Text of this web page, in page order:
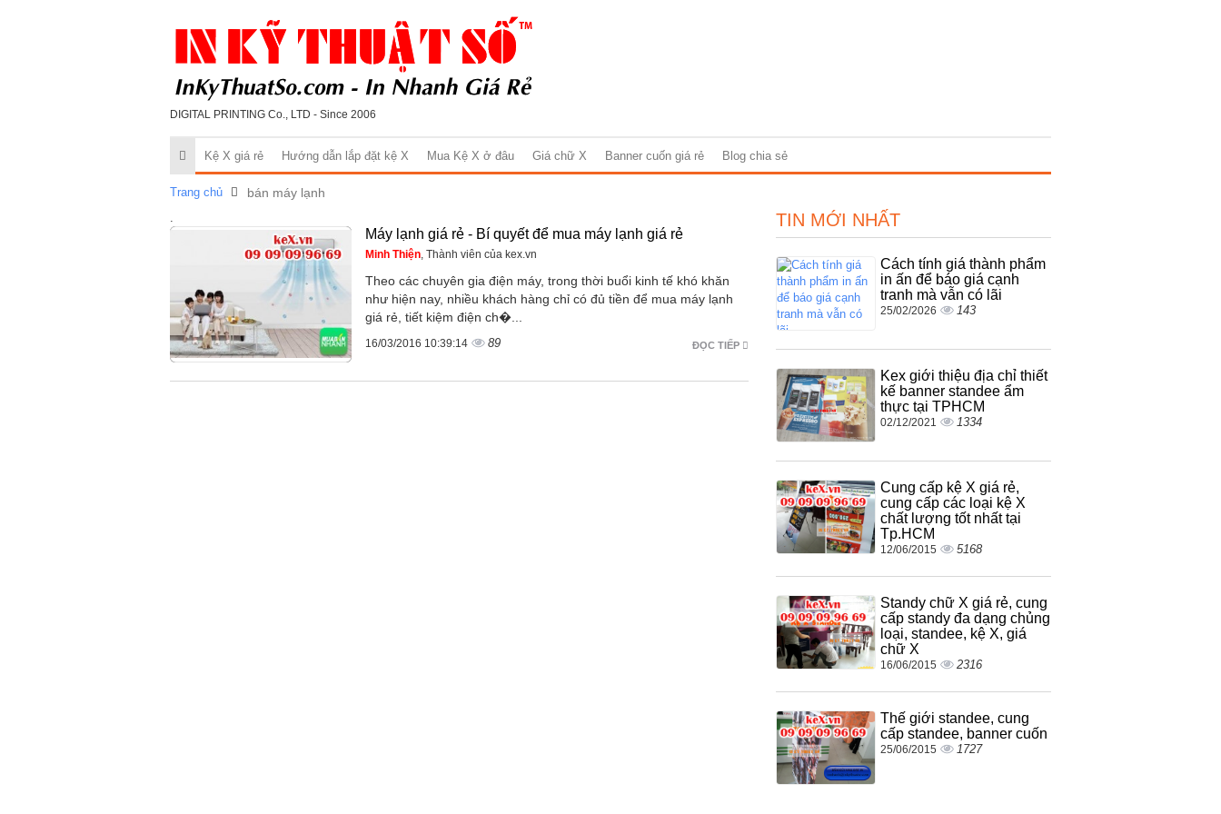
DIGITAL PRINTING Co., LTD - Since 2006
Kệ X giá rẻ Hướng dẫn lắp đặt kệ X Mua Kệ X ở đâu Giá chữ X Banner cuốn giá rẻ Blog chia sẻ
Trang chủ bán máy lạnh
Máy lạnh giá rẻ - Bí quyết để mua máy lạnh giá rẻ
Minh Thiện , Thành viên của kex.vn
Theo các chuyên gia điện máy, trong thời buổi kinh tế khó khăn
như hiện nay, nhiều khách hàng chỉ có đủ tiền để mua máy lạnh
giá rẻ, tiết kiệm điện ch�...
ĐỌC TIẾP
16/03/2016 10:39:14 89
TIN MỚI NHẤT
Cách tính giá thành phẩm
in ấn để báo giá cạnh
tranh mà vẫn có lãi
25/02/2026 143
Kex giới thiệu địa chỉ thiết
kế banner standee ẩm
thực tại TPHCM
02/12/2021 1334
Cung cấp kệ X giá rẻ,
cung cấp các loại kệ X
chất lượng tốt nhất tại
Tp.HCM
12/06/2015 5168
Standy chữ X giá rẻ, cung
cấp standy đa dạng chủng
loại, standee, kệ X, giá
chữ X
16/06/2015 2316
Thế giới standee, cung
cấp standee, banner cuốn
25/06/2015 1727